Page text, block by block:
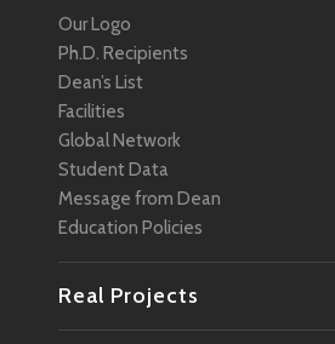
Our Logo
Ph.D. Recipients
Dean’s List
Facilities
Global Network
Student Data
Message from Dean
Education Policies
Real Projects